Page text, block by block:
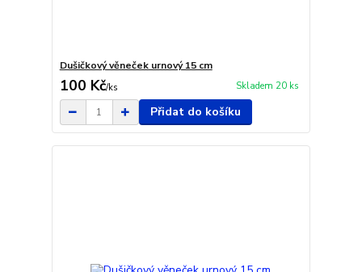
Dušičkový věneček urnový 15 cm
100 Kč/ks Skladem 20 ks
Přidat do košíku